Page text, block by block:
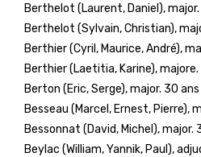
Berthelot (Laurent, Daniel),
Berthelot (Sylvain, Christian),
Berthier (Cyril, Maurice, André),
Berthier (Laetitia, Karine),
Berton (Eric, Serge), major. 30
Besseau (Marcel, Ernest, Pierre),
Bessonnat (David, Michel), major.
Beylac (William, Yannik, Paul),